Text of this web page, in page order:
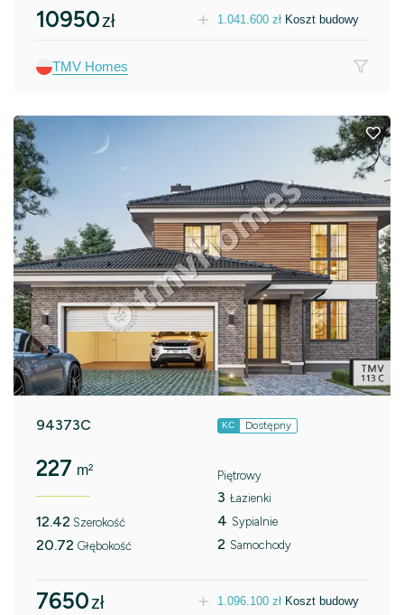
10950zł 1.041.600 zł Koszt budowy
TMV Homes
94373C KC Dostępny
227 m²
12.42 Szerokość
20.72 Głębokość
Piętrowy
3 Łazienki
4 Sypialnie
2 Samochody
7650zł 1.096.100 zł Koszt budowy